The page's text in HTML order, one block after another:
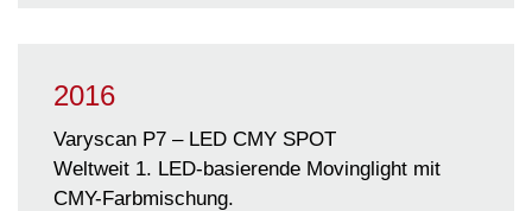
2016
Varyscan P7 – LED CMY SPOT
Weltweit 1. LED-basierende Movinglight mit
CMY-Farbmischung.